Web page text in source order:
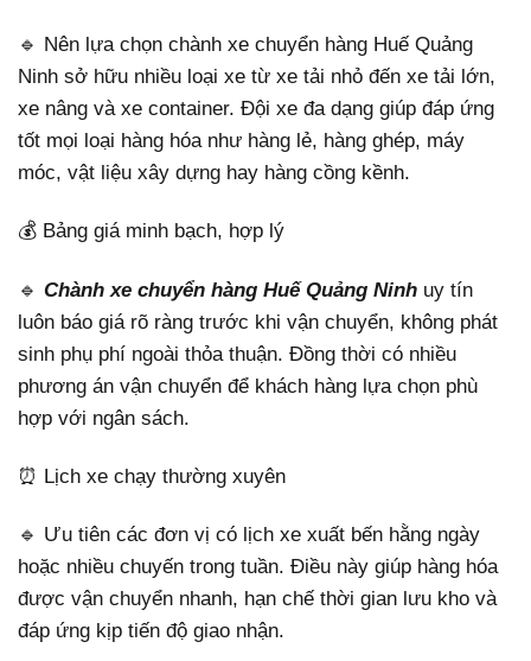
🔹 Nên lựa chọn chành xe chuyển hàng Huế Quảng
Ninh sở hữu nhiều loại xe từ xe tải nhỏ đến xe tải lớn,
xe nâng và xe container. Đội xe đa dạng giúp đáp ứng
tốt mọi loại hàng hóa như hàng lẻ, hàng ghép, máy
móc, vật liệu xây dựng hay hàng cồng kềnh.
💰 Bảng giá minh bạch, hợp lý
🔹 Chành xe chuyển hàng Huế Quảng Ninh uy tín
luôn báo giá rõ ràng trước khi vận chuyển, không phát
sinh phụ phí ngoài thỏa thuận. Đồng thời có nhiều
phương án vận chuyển để khách hàng lựa chọn phù
hợp với ngân sách.
⏰ Lịch xe chạy thường xuyên
🔹 Ưu tiên các đơn vị có lịch xe xuất bến hằng ngày
hoặc nhiều chuyến trong tuần. Điều này giúp hàng hóa
được vận chuyển nhanh, hạn chế thời gian lưu kho và
đáp ứng kịp tiến độ giao nhận.